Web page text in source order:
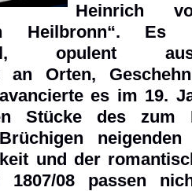
Heinrich
Heilbronn“. Es
opulent
an Orten,
es im 19.
Stücke des zum
und der
1807/08 passen